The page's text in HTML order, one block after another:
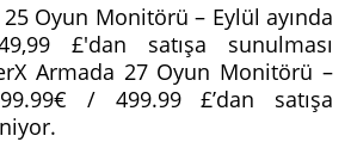
Oyun Monitörü – Eylül ayında
£'dan satışa sunulması
Armada 27 Oyun Monitörü –
/ 499.99 £’dan satışa